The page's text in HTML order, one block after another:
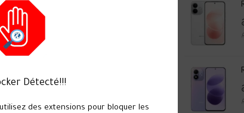
Détecté!!!
des extensions pour bloquer les